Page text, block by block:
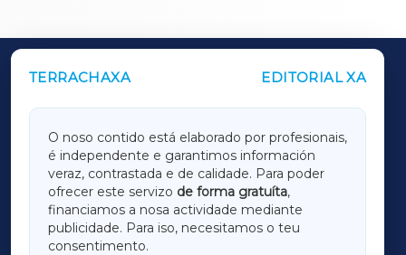
TERRACHAXA EDITORIAL XA
O noso contido está elaborado por profesionais,
é independente e garantimos información
veraz, contrastada e de calidade. Para poder
ofrecer este servizo de forma gratuíta,
financiamos a nosa actividade mediante
publicidade. Para iso, necesitamos o teu
consentimento.
OUTROS PERIÓDICOS
LUGOXA
TERRACHAXA